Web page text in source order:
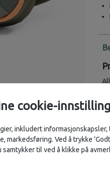
cookie-
inkludert informasjonskapsler,
markedsføring. Ved å trykke
til ved å klikke på